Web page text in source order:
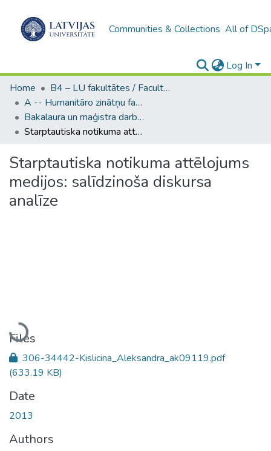
Communities & Collections All of
Log In
Home
B4 – LU fakultātes / Faculties of the UL
A -- Humanitāro zinātņu fakultāte / Faculty of Humanities
Bakalaura un maģistra darbi (HZF) / Bachelor's and Master's theses
Starptautiska notikuma attēlojums medijos: salīdzinoša diskursa analīze
Starptautiska notikuma attēlojums
medijos: salīdzinoša diskursa
analīze
Loading...
Files
306-34442-Kislicina_Aleksandra_ak09119.pdf
(633.19 KB)
Date
2013
Authors